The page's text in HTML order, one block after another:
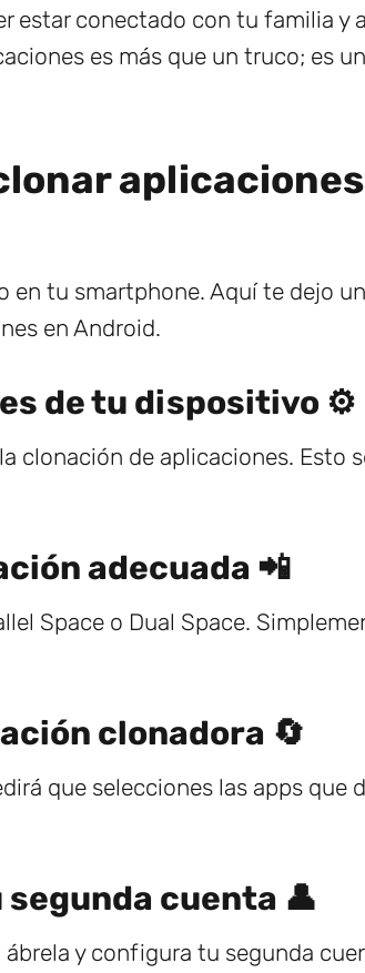
estar conectado con tu familia y
es más que un truco; es
en tu smartphone. Aquí te dejo
en Android.
de tu dispositivo ⚙️
clonación de aplicaciones. Esto
adecuada 📲
Space o Dual Space.
clonadora 🔄
que selecciones las apps que
cuenta 👤
y configura tu segunda